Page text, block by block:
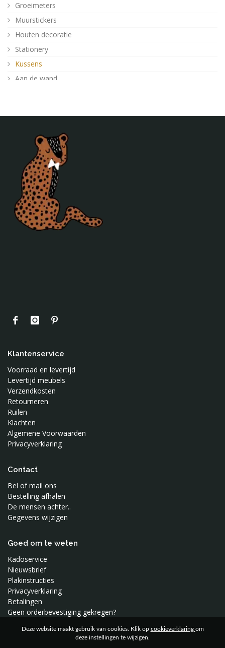
Deze website maakt gebruik van cookies. Klik op cookieverklaring om
deze instellingen te wijzigen.
Groeimeters
Muurstickers
Houten decoratie
Stationery
Kussens
Aan de wand
Decoratie
Behang
Klantenservice
Voorraad en levertijd
Levertijd meubels
Verzendkosten
Retourneren
Ruilen
Klachten
Algemene Voorwaarden
Privacyverklaring
Contact
Bel of mail ons
Bestelling afhalen
De mensen achter..
Gegevens wijzigen
Goed om te weten
Kadoservice
Nieuwsbrief
Plakinstructies
Privacyverklaring
Betalingen
Geen orderbevestiging gekregen?